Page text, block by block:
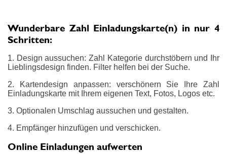
Wunderbare Zahl Einladungskarte(n) in nur 4
Schritten:
1. Design aussuchen: Zahl Kategorie durchstöbern und Ihr
Lieblingsdesign finden. Filter helfen bei der Suche.
2. Kartendesign anpassen: verschönern Sie Ihre Zahl
Einladungskarte mit Ihrem eigenen Text, Fotos, Logos etc.
3. Optionalen Umschlag aussuchen und gestalten.
4. Empfänger hinzufügen und verschicken.
Online Einladungen aufwerten